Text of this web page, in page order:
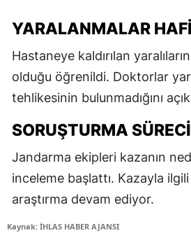
YARALANMALAR
Hastaneye kaldırılan
olduğu öğrenildi. Doktorlar
tehlikesinin bulunmadığını
SORUŞTURMA
Jandarma ekipleri kazanın
inceleme başlattı. Kazayla
araştırma devam ediyor.
Kaynak: İHLAS HABER AJANSI